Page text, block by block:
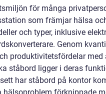
för många
som främjar hälsa
och typer, inklusive
Genom
produktivitetsfördelar med
ståbord ligger i deras
har ståbord på kontor